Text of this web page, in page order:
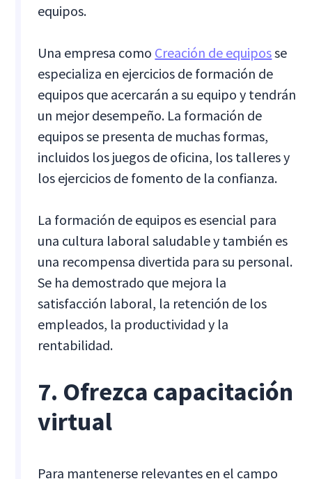
equipos.
Una empresa como Creación de equiposse
especializa en ejercicios de formación de
equipos que acercarán a su equipo y tendrán
un mejor desempeño. La formación de
equipos se presenta de muchas formas,
incluidos los juegos de oficina, los talleres y
los ejercicios de fomento de la confianza.
La formación de equipos es esencial para
una cultura laboral saludable y también es
una recompensa divertida para su personal.
Se ha demostrado que mejora la
satisfacción laboral, la retención de los
empleados, la productividad y la
rentabilidad.
7. Ofrezca capacitación
virtual
Para mantenerse relevantes en el campo